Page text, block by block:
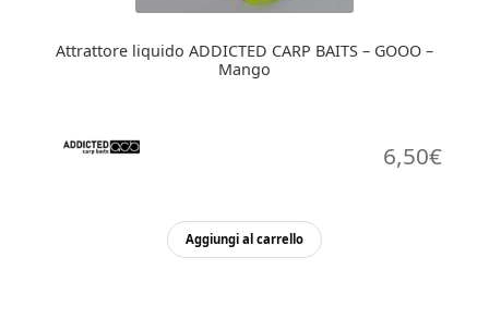
Attrattore liquido ADDICTED CARP BAITS – GOOO –
Mango
6,50€
Aggiungi al carrello